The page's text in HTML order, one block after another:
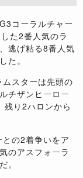
コーラルチャー
た2番人気のラ
逃げ粘る8番人気
た。
スターは先頭の
チザンヒーロー
残り2ハロンから
の2着争いをア
のアスフォーラ
。